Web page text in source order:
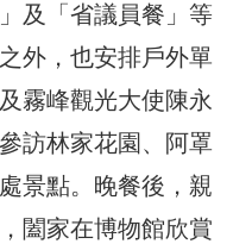
及「省議員餐」等
外，也安排戶外單
霧峰觀光大使陳永
訪林家花園、阿罩
景點。晚餐後，親
闔家在博物館欣賞